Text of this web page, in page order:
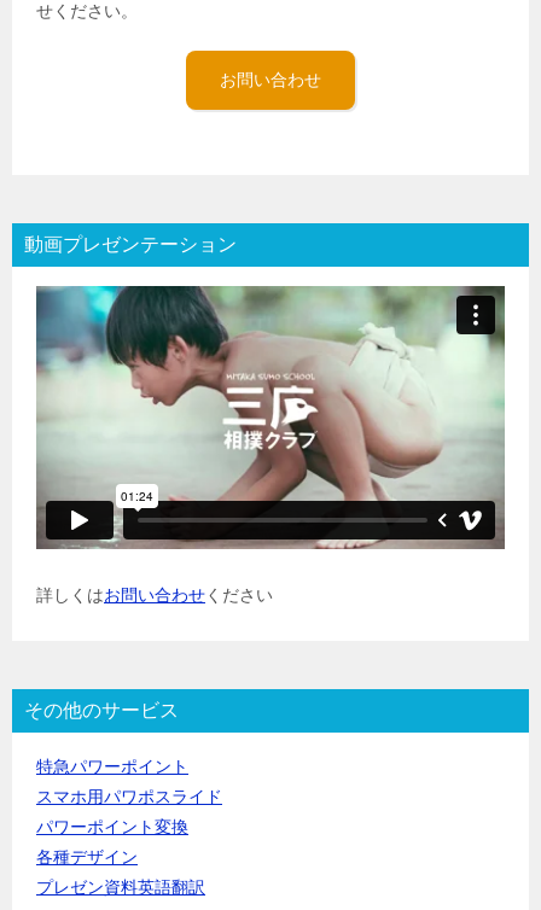
せください。
お問い合わせ
動画プレゼンテーション
詳しくはお問い合わせください
その他のサービス
特急パワーポイント
スマホ用パワポスライド
パワーポイント変換
各種デザイン
プレゼン資料英語翻訳